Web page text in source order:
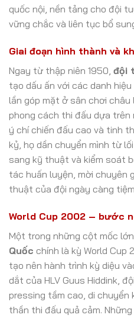
quốc nội, nền tảng cho đội
vững chắc và liên tục bổ
Giai đoạn hình thành và
Ngay từ thập niên 1950, đội
tạo dấu ấn với các danh
lần góp mặt ở sân chơi châu
phong cách thi đấu dựa
ý chí chiến đấu cao và tinh
kỷ, họ dần chuyển mình từ
sang kỹ thuật và kiểm soát
tác huấn luyện, mời chuyên
thuật của đội ngày càng
World Cup 2002 – bước
Một trong những cột mốc
Quốc chính là kỳ World Cup
tạo nên hành trình kỳ diệu
dắt của HLV Guus Hiddink,
pressing tầm cao, di chuyển
thần thi đấu quả cảm.